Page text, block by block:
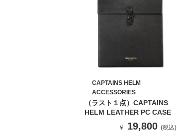
CAPTAINS HELM
ACCESSORIES
（ラスト１点）CAPTAINS
HELM LEATHER PC CASE
￥ 19,800 (税込)